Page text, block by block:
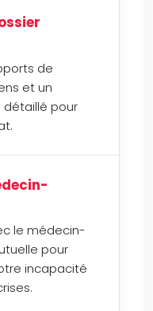
de
et un
détaillé pour
le médecin-
pour
incapacité